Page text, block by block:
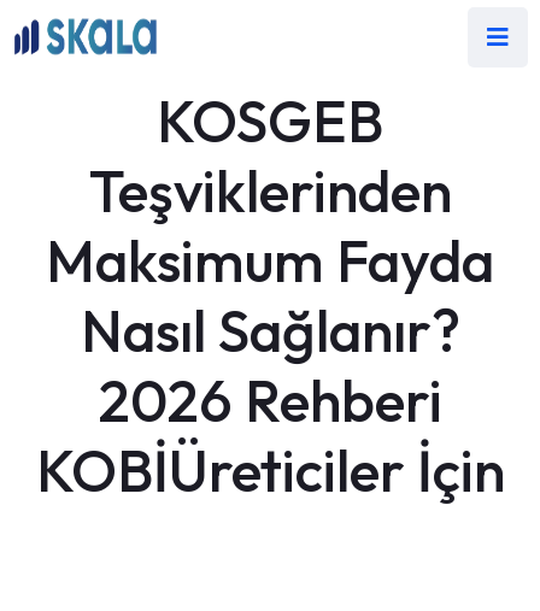
KOSGEB
Teşviklerinden
Maksimum Fayda
Nasıl Sağlanır?
2026 Rehberi
KOBİÜreticiler İçin